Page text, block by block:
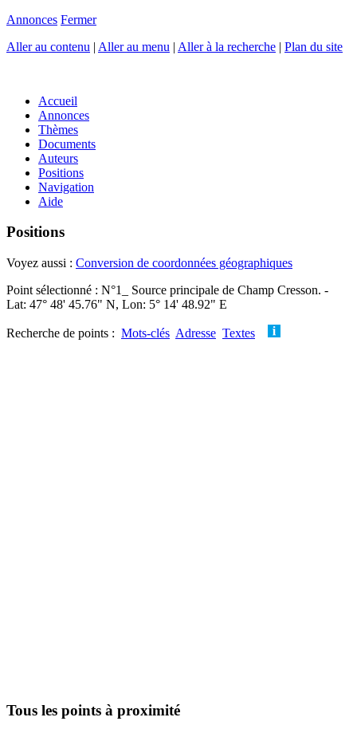
Annonces Fermer
Aller au contenu | Aller au menu | Aller à la recherche | Plan du site
Accueil
Annonces
Thèmes
Documents
Auteurs
Positions
Navigation
Aide
Positions
Voyez aussi : Conversion de coordonnées géographiques
Point sélectionné : N°1_ Source principale de Champ Cresson. -
Lat: 47° 48' 45.76" N, Lon: 5° 14' 48.92" E
Recherche de points : Mots-clés Adresse Textes
Tous les points à proximité